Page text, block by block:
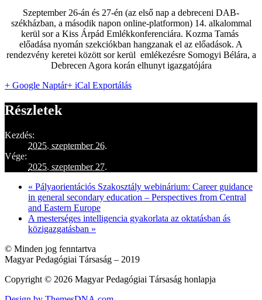
Szeptember 26-án és 27-én (az első nap a debreceni DAB-
székházban, a második napon online-platformon) 14. alkalommal
kerül sor a Kiss Árpád Emlékkonferenciára. Kozma Tamás
előadása nyomán szekciókban hangzanak el az előadások. A
rendezvény keretei között sor kerül emlékezésre Somogyi Bélára, a
Debrecen Agora korán elhunyt igazgatójára
+ Google Naptár+ iCal Exportálás
Részletek
Kezdés:
2025. szeptember 26.
Vége:
2025. szeptember 27.
« Pályaorientációs Szakosztály webinárium: Career guidance
in general secondary education – Perspectives from Central
and Eastern Europe
A mesterséges intelligencia gyakorlata az oktatásban ás
közigazgatásban »
© Minden jog fenntartva
Magyar Pedagógiai Társaság – 2019
Copyright © 2026 Magyar Pedagógiai Társaság honlapja